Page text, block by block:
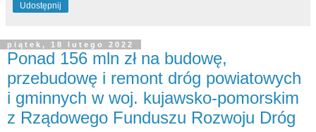
Udostępnij
piątek, 18 lutego 2022
Ponad 156 mln zł na budowę,
przebudowę i remont dróg powiatowych
i gminnych w woj. kujawsko-pomorskim
z Rządowego Funduszu Rozwoju Dróg